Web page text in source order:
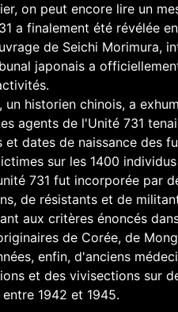
on peut encore lire un
a finalement été révélée
de Seichi Morimura,
japonais a
un historien chinois, a
agents de l'Unité 731
et dates de naissance des
sur les 1400
731 fut incorporée par
de résistants et de
aux critères énoncés
de Corée, de
enfin, d'anciens
et des vivisections sur
1942 et 1945.